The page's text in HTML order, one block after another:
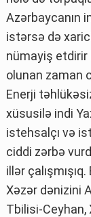
Azərbaycanın
istərsə də
nümayiş
olunan zaman
Enerji
xüsusilə indi
istehsalçı və
ciddi zərbə
illər
Xəzər dənizini
Tbilisi-Ceyhan,